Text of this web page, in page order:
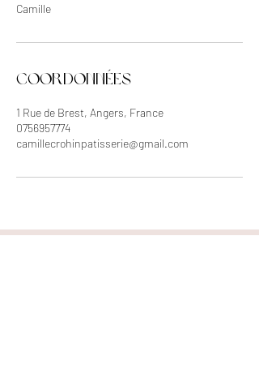
Camille
Coordonnées
1 Rue de Brest, Angers, France
0756957774
camillecrohinpatisserie@gmail.com